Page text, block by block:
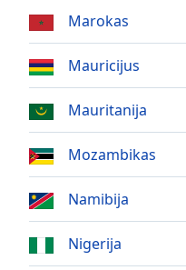
Background
Color
Opacity
Caption
Area
Background
Color
Marokas
Mauricijus
Mauritanija
Mozambikas
Namibija
Nigerija